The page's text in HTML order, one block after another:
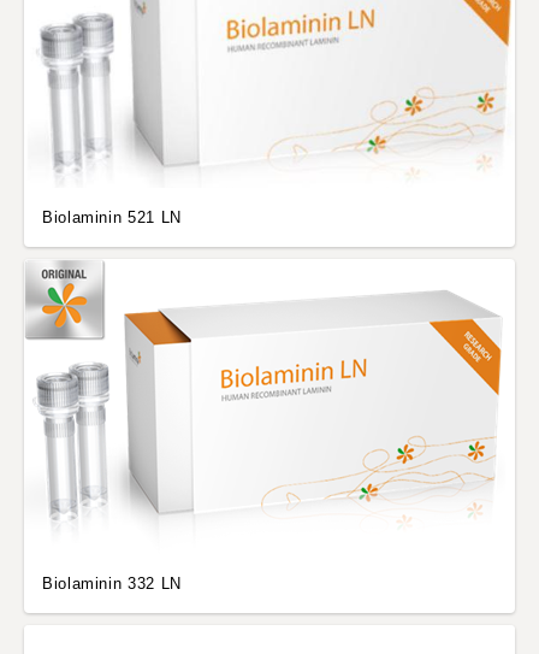
Biolaminin 521 LN
Biolaminin 332 LN